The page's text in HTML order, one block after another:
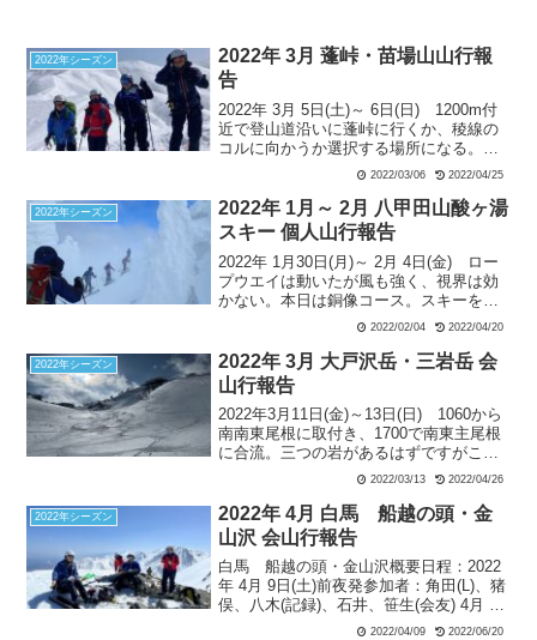
2022年シーズン
2022年 3月 蓬峠・苗場山山行報
告
2022年 3月 5日(土)～ 6日(日) 1200m付
近で登山道沿いに蓬峠に行くか、稜線の
コルに向かうか選択する場所になる。今
回は下山後の長い車移動があるので、よ
り短いコルへのルートに決断して蓬新道
ルートを離れる。コルの直下には多少の
雪庇が発達していたが、ルート取りで雪
庇直下を回避できそうと判断する。そし
て、11時半頃に稜線のコルに到着。展望
は好天に恵まれて素晴らしい。
2022/03/06 2022/04/25
2022年シーズン
2022年 1月～ 2月 八甲田山酸ヶ湯
スキー 個人山行報告
2022年 1月30日(月)～ 2月 4日(金) ロー
プウエイは動いたが風も強く、視界は効
かない。本日は銅像コース。スキーを担
いで山頂駅からしばらく歩きスキーを履
いで滑るしかない。一滑りしてからシー
ルを付けるが、スキーを脱ぐと腰まで潜
ってしまうほどの深雪である。ザックに
腰掛けながら片足ずつシールを貼るしか
ない。前山東側のドロップポイントまで
来て、シールを外すが、これもザックに
腰掛けて片足ずつシールを外す。雪は軽
する（但し、ガイド隊長によれば、この
程度で根を上げてはこの時期の八甲田は
滑れないとのお言葉）。転倒すると自力
で起き上がるのは困難。やがて緩斜面の
樹林コース手前で１本休憩。樹林帯の緩
斜面は滑降跡を滑ってバスの待つ銅像終
点に大幅遅れで到着。
2022/02/04 2022/04/20
2022年シーズン
2022年 3月 大戸沢岳・三岩岳 会
山行報告
2022年3月11日(金)～13日(日) 1060から
南南東尾根に取付き、1700で南東主尾根
に合流。三つの岩があるはずですがこの
尾根からは一つ目の岩しか見えません。
岳同様、頂上は平らです。下降はほぼ頂
上から可能。今年は雪が多くまだ寒いた
めに雪庇の落下がまだ進んでいません。
途中で止まるのは怖いので、2050から
1050 M までイッキに降りる予定でした
が、ストップスノーのお陰で非常に難儀
2022/03/13 2022/04/26
2022年シーズン
2022年 4月 白馬 船越の頭・金
山沢 会山行報告
白馬 船越の頭・金山沢概要日程：2022
年 4月 9日(土)前夜発参加者：角田(L)、猪
俣、八木(記録)、石井、笹生(会友) 4月 9
日(土)天候：晴れ栂池高原スキー場 8:50
2022/04/09 2022/06/20